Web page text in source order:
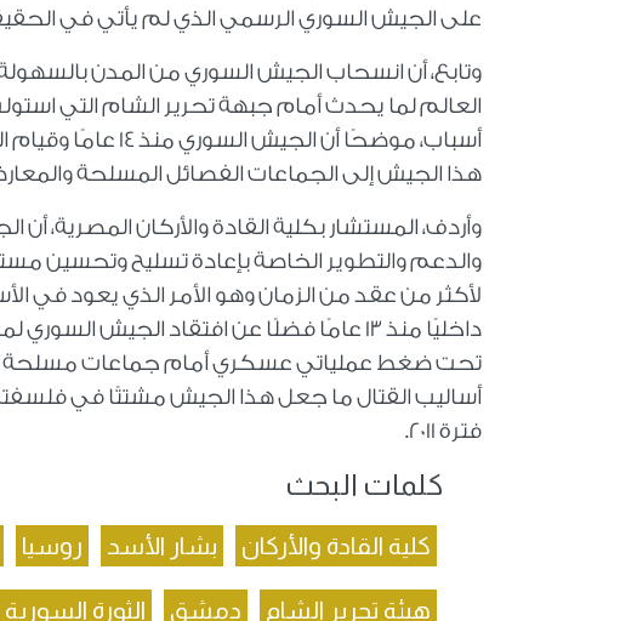
على الجيش السوري الرسمي الذي لم يأتي في
وتابع، أن انسحاب الجيش السوري من المدن
العالم لما يحدث أمام جبهة تحرير الشام التي
هذا الجيش إلى الجماعات الفصائل المسلحة
وأردف، المستشار بكلية القادة والأركان المصرية،
والدعم والتطوير الخاصة بإعادة تسليح وتحسين
لأكثر من عقد من الزمان وهو الأمر الذي يعود في
داخليًا منذ 13 عامًا فضلًا عن افتقاد
تحت ضغط عملياتي عسكري أمام جماعات مسلحة غير
أساليب القتال ما جعل هذا الجيش مشتتًا في
فترة 2011.
كلمات البحث
كلية القادة والأركان بشار الأسد روسيا
هيئة تحرير الشام دمشق الثورة السورية